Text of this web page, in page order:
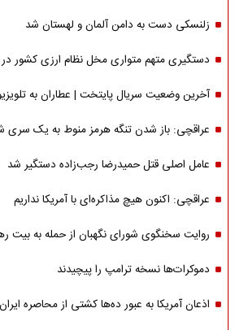
زلنسکی دست به دامن آلمان و لهستان شد
دستگیری متهم متواری مخل نظام ارزی کشور در
آخرین وضعیت سریال پایتخت | عطاران به
عراقچی: باز شدن تنگه هرمز منوط به یک سری
عامل اصلی قتل حمیدرضا رجب‌زاده دستگیر شد
عراقچی: اکنون هیچ مذاکره‌ای با آمریکا نداریم
روایت سخنگوی شورای نگهبان از حمله به بیت
دموکرات‌ها نسخه ترامپ را پیچیدند
اذعان آمریکا به عبور ده‌ها کشتی از محاصره ایران